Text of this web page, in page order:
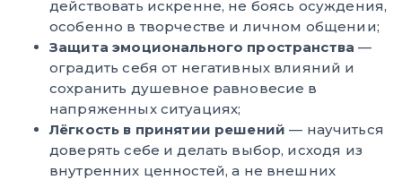
действовать искренне, не боясь осуждения,
особенно в творчестве и личном общении;
Защита эмоционального пространства —
оградить себя от негативных влияний и
сохранить душевное равновесие в
напряженных ситуациях;
Лёгкость в принятии решений — научиться
доверять себе и делать выбор, исходя из
внутренних ценностей, а не внешних